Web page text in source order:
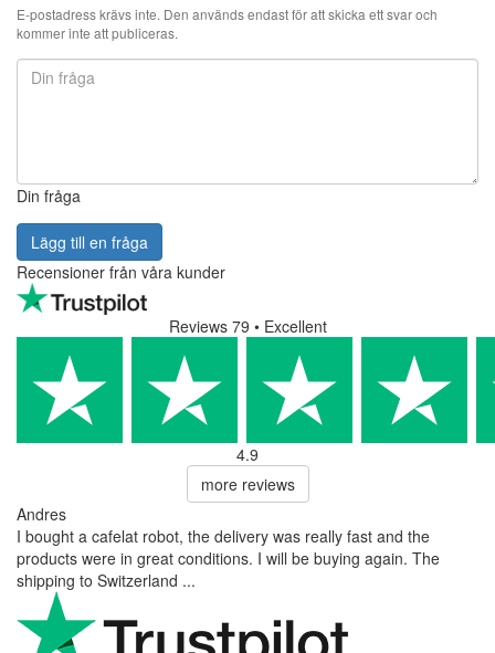
E-postadress krävs inte. Den används endast för att skicka ett svar och
kommer inte att publiceras.
Din fråga
Lägg till en fråga
Recensioner från våra kunder
Reviews 79 • Excellent
4.9
more reviews
Andres
I bought a cafelat robot, the delivery was really fast and the
products were in great conditions. I will be buying again. The
shipping to Switzerland ...